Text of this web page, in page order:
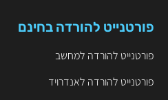
פורטנייט להורדה בחינם
פורטנייט להורדה למחשב
פורטנייט להורדה לאנדרויד